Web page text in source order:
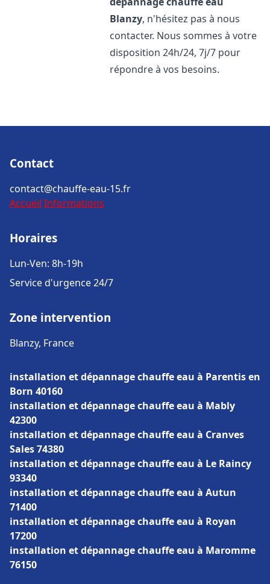
Blanzy, n'hésitez pas à nous
contacter. Nous sommes à votre
disposition 24h/24, 7j/7 pour
répondre à vos besoins.
Contact
contact@chauffe-eau-15.fr
Accueil Informations
Horaires
Lun-Ven: 8h-19h
Service d'urgence 24/7
Zone intervention
Blanzy, France
installation et dépannage chauffe eau à Parentis en
Born 40160
installation et dépannage chauffe eau à Mably
42300
installation et dépannage chauffe eau à Cranves
Sales 74380
installation et dépannage chauffe eau à Le Raincy
93340
installation et dépannage chauffe eau à Autun
71400
installation et dépannage chauffe eau à Royan
17200
installation et dépannage chauffe eau à Maromme
76150